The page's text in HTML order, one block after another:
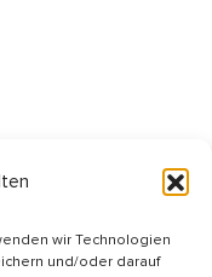
wir Technologien
und/oder darauf